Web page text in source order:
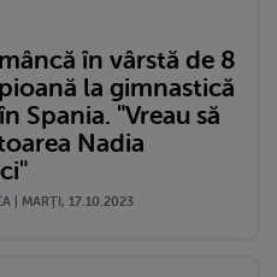
în vârstă de 8
la gimnastică
Spania. "Vreau să
Nadia
| MARŢI, 17.10.2023